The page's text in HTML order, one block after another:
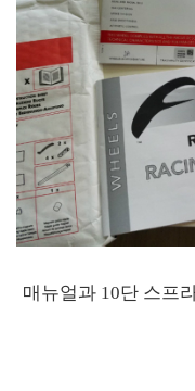
매뉴얼과 10단 스프